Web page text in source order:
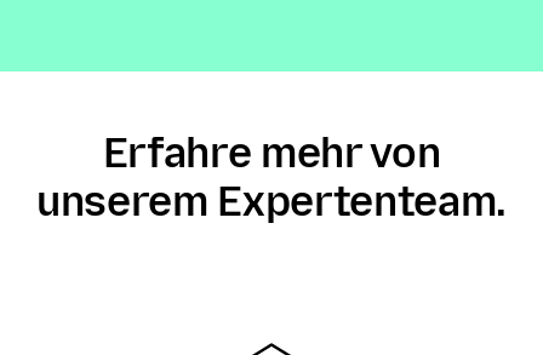
Erfahre mehr von
unserem Expertenteam.